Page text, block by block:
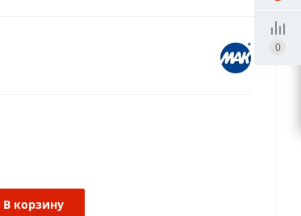
В корзину
0